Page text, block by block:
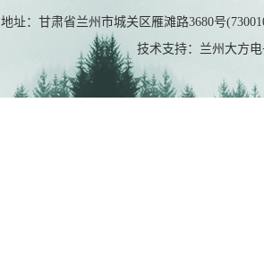
地址：甘肃省兰州市城关区雁滩路3680号
技术支持：兰州大方